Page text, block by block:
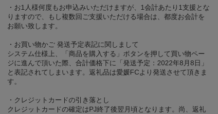
・お1人様何度もお申込みいただけますが、1会計あたり1支援とな
りますので、もし複数回ご支援いただける場合は、都度お会計を
お願い致します。
・お買い物かご 発送予定表記に関しまして
システム仕様上、「商品を購入する」ボタンを押して買い物ペー
ジに進んで頂いた際、合計価格下に「発送予定：2022年8月8日」
と表記されてしまいます。返礼品は愛媛FCより発送させて頂きま
す。
・クレジットカードの引き落とし
クレジットカードの確定はPJ終了後翌月頃となります。尚、返礼